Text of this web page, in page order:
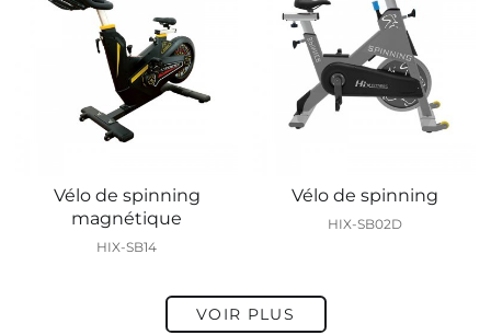
Vélo de spinning
magnétique
HIX-SB14
Vélo de spinning
HIX-SB02D
VOIR PLUS